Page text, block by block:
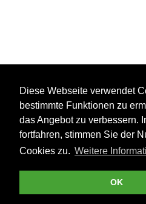
Diese Webseite verwendet
bestimmte Funktionen zu
das Angebot zu verbessern.
fortfahren, stimmen Sie der
Cookies zu. Weitere
OK